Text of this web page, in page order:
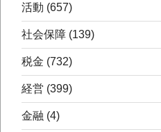
活動 (657)
社会保障 (139)
税金 (732)
経営 (399)
金融 (4)